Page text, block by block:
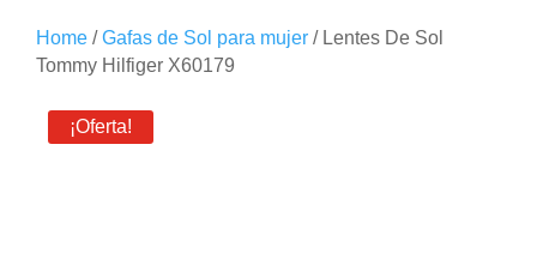
Home /Gafas de Sol para mujer / Lentes De Sol
Tommy Hilfiger X60179
¡Oferta!